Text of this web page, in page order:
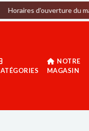
du magasin : Du
NOTRE
MAGASIN